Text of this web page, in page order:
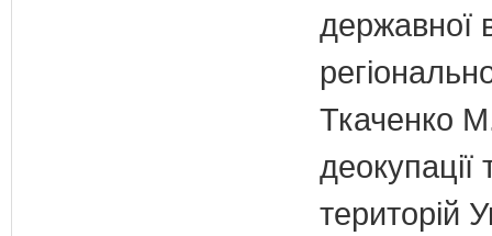
державної
Ткаченко
деокупації
територій